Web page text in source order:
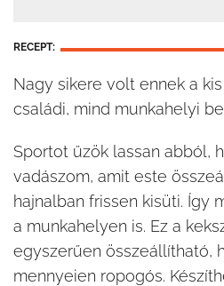
RECEPT:
Nagy sikere volt ennek a kis
családi, mind munkahelyi
Sportot űzök lassan abból,
vadászom, amit este
hajnalban frissen kisüti. Így
a munkahelyen is. Ez a
egyszerűen összeállítható,
mennyeien ropogós.